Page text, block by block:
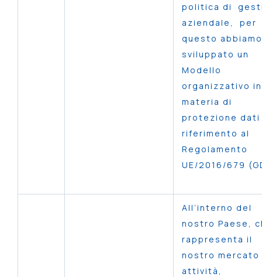
politica di
aziendale, per
questo abbiamo
sviluppato un
Modello
organizzativo in
materia di
protezione dati
riferimento al
Regolamento
UE/2016/679
All’interno del
nostro Paese,
rappresenta il
nostro mercato
attività,